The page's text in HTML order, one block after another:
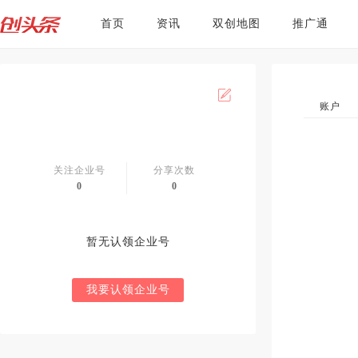
首页 资讯 双创地图 推广通
关注企业号
0
分享次数
0
暂无认领企业号
我要认领企业号
账户